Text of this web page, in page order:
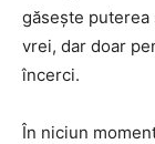
găsește puterea
vrei, dar doar
încerci.
În niciun